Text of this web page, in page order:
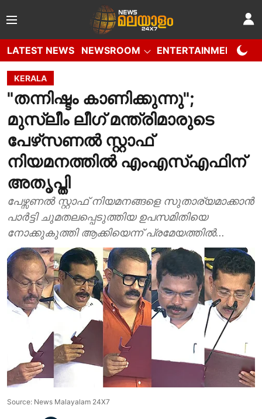
LATEST NEWS NEWSROOM ENTERTAINMENT
KERALA
"തന്നിഷ്ടം കാണിക്കുന്നു";
മുസ്ലീം ലീഗ് മന്ത്രിമാരുടെ
പേഴ്‌സണല്‍ സ്റ്റാഫ്
നിയമനത്തില്‍ എംഎസ്എഫിന്
അതൃപ്തി
പേഴ്സണൽ സ്റ്റാഫ് നിയമനങ്ങളെ സുതാര്യമാക്കാൻ
പാർട്ടി ചുമതലപ്പെടുത്തിയ ഉപസമിതിയെ
നോക്കുകുത്തി ആക്കിയെന്ന് പ്രമേയത്തിൽ...
Source: News Malayalam 24X7